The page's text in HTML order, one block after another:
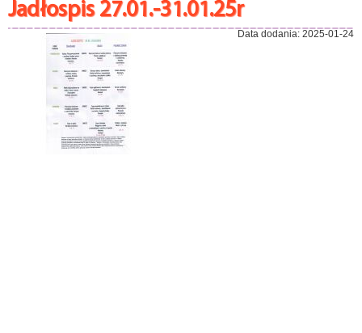
Jadłospis 27.01.-31.01.25r
Data dodania: 2025-01-24